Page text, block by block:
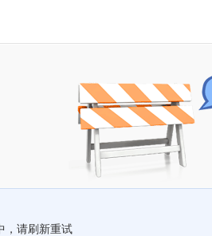
，请刷新重试